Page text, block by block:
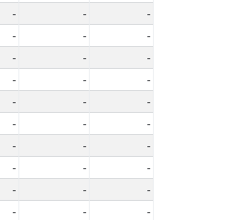
- -
-
- -
-
- -
-
- -
-
- -
-
- -
-
- -
-
- -
-
- -
-
- -
-